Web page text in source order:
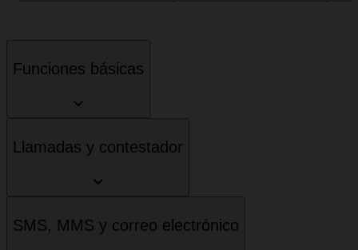
Funciones básicas
Llamadas y contestador
SMS, MMS y correo electrónico